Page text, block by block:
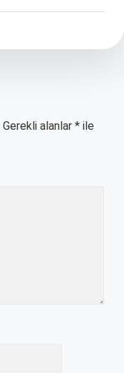
Gerekli alanlar * ile